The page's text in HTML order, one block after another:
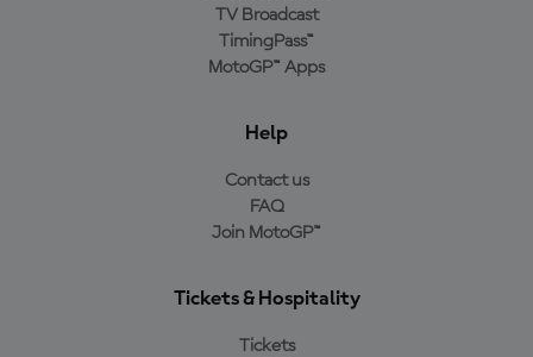
TV Broadcast
TimingPass™
MotoGP™ Apps
Help
Contact us
FAQ
Join MotoGP™
Tickets & Hospitality
Tickets